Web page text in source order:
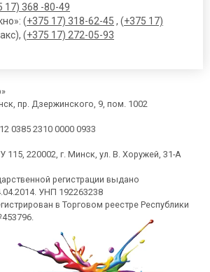
17) 368 -80-49
(+375 17) 318-62-45 , (+375 17)
(+375 17) 272-05-93
пр. Дзержинского, 9, пом. 1002
0385 2310 0000 0933
220002, г. Минск, ул. В. Хоружей, 31-А
регистрации выдано
УНП 192263238
в Торговом реестре Республики